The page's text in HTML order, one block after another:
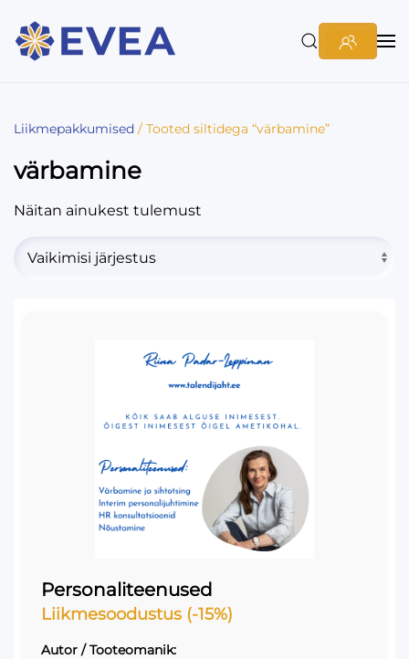
Liikmepakkumised / Tooted siltidega “värbamine”
värbamine
Näitan ainukest tulemust
Personaliteenused
Liikmesoodustus (-15%)
Autor / Tooteomanik: